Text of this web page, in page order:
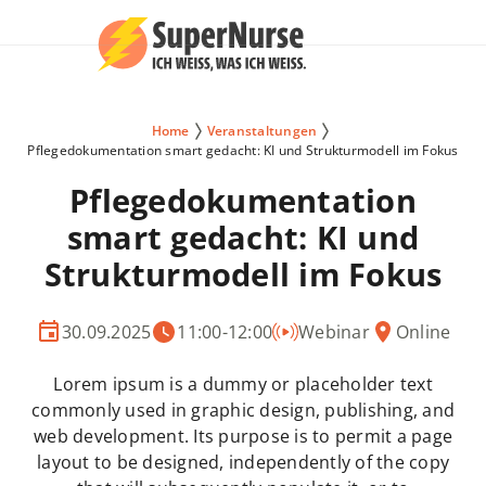
Home
Veranstaltungen
Pflegedokumentation smart gedacht: KI und Strukturmodell im Fokus
Pflegedokumentation
smart gedacht: KI und
Strukturmodell im Fokus
30.09.2025 11:00-12:00 Webinar Online
Lorem ipsum is a dummy or placeholder text
commonly used in graphic design, publishing, and
web development. Its purpose is to permit a page
layout to be designed, independently of the copy